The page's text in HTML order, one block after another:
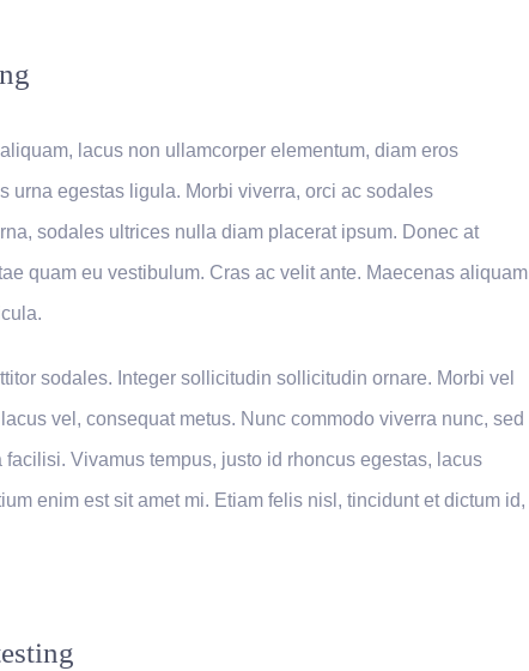
lacus non ullamcorper elementum, diam eros
urna egestas ligula. Morbi viverra, orci ac sodales
sodales ultrices nulla diam placerat ipsum. Donec at
quam eu vestibulum. Cras ac velit ante. Maecenas aliquam
sodales. Integer sollicitudin sollicitudin ornare. Morbi vel
vel, consequat metus. Nunc commodo viverra nunc, sed
Vivamus tempus, justo id rhoncus egestas, lacus
enim est sit amet mi. Etiam felis nisl, tincidunt et dictum id,